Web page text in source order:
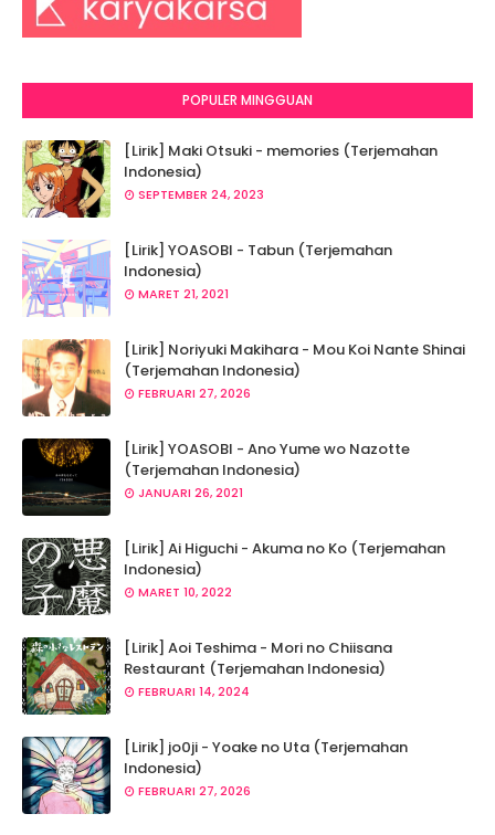
POPULER MINGGUAN
[Lirik] Maki Otsuki - memories (Terjemahan
Indonesia)
SEPTEMBER 24, 2023
[Lirik] YOASOBI - Tabun (Terjemahan
Indonesia)
MARET 21, 2021
[Lirik] Noriyuki Makihara - Mou Koi Nante Shinai
(Terjemahan Indonesia)
FEBRUARI 27, 2026
[Lirik] YOASOBI - Ano Yume wo Nazotte
(Terjemahan Indonesia)
JANUARI 26, 2021
[Lirik] Ai Higuchi - Akuma no Ko (Terjemahan
Indonesia)
MARET 10, 2022
[Lirik] Aoi Teshima - Mori no Chiisana
Restaurant (Terjemahan Indonesia)
FEBRUARI 14, 2024
[Lirik] jo0ji - Yoake no Uta (Terjemahan
Indonesia)
FEBRUARI 27, 2026